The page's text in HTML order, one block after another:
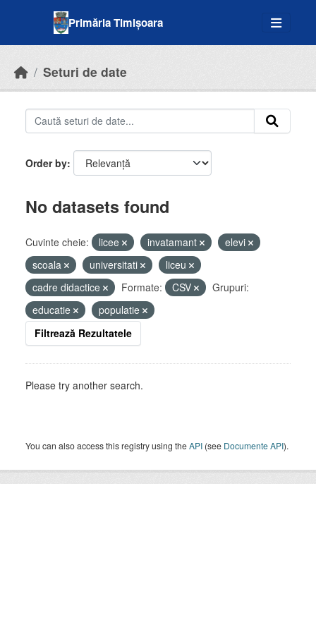
Primăria Timișoara
Seturi de date
Order by
No datasets found
Cuvinte cheie: licee invatamant
elevi
scoala
universitati
liceu
cadre didactice
Formate: CSV
Grupuri:
educatie
populatie
Filtrează Rezultatele
Please try another search.
You can also access this registry using theAPI (see Documente API).